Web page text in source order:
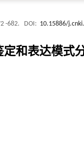
-682. DOI: 10.15886/
和表达模式